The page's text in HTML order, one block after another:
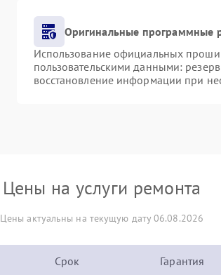
Оригинальные программные
Использование официальных
пользовательскими данными:
восстановление информации при
Цены на услуги ремонта
Цены актуальны на текущую дату 06.08.2026
Срок Гарантия